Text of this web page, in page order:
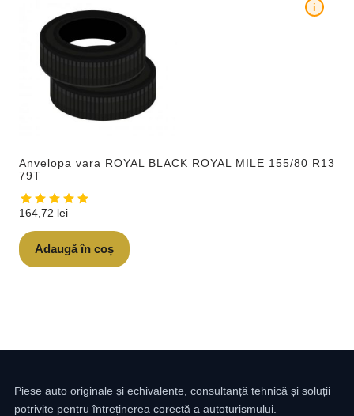
Anvelopa vara ROYAL BLACK ROYAL MILE 155/80 R13
79T
i
164,72 lei
Adaugă în coș
Piese auto originale și echivalente, consultanță tehnică și soluții
potrivite pentru întreținerea corectă a autoturismului.